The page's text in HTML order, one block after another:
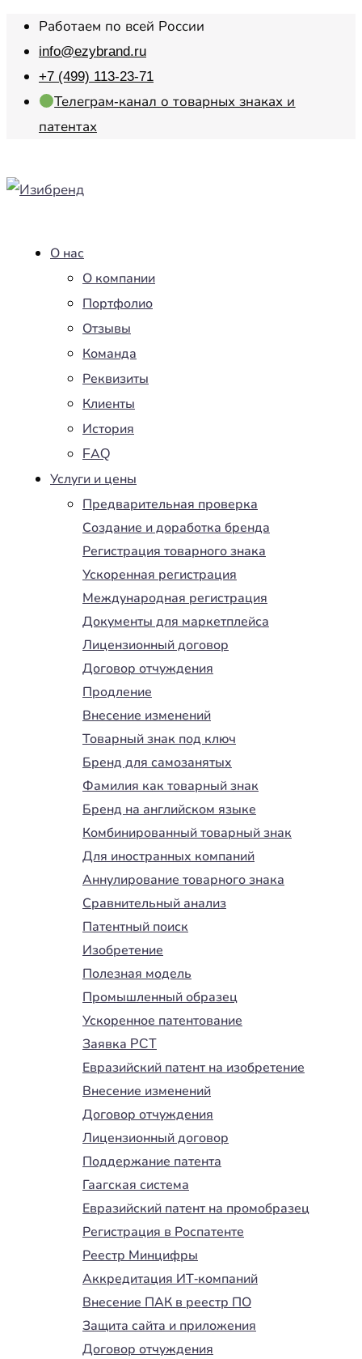
Работаем по всей России
info@ezybrand.ru
+7 (499) 113-23-71
Телеграм-канал о товарных знаках и
патентах
О нас
О компании
Портфолио
Отзывы
Команда
Реквизиты
Клиенты
История
FAQ
Услуги и цены
Предварительная проверка
Создание и доработка бренда
Регистрация товарного знака
Ускоренная регистрация
Международная регистрация
Документы для маркетплейса
Лицензионный договор
Договор отчуждения
Продление
Внесение изменений
Товарный знак под ключ
Бренд для самозанятых
Фамилия как товарный знак
Бренд на английском языке
Комбинированный товарный знак
Для иностранных компаний
Аннулирование товарного знака
Сравнительный анализ
Патентный поиск
Изобретение
Полезная модель
Промышленный образец
Ускоренное патентование
Заявка PCT
Евразийский патент на изобретение
Внесение изменений
Договор отчуждения
Лицензионный договор
Поддержание патента
Гаагская система
Евразийский патент на промобразец
Регистрация в Роспатенте
Реестр Минцифры
Аккредитация ИТ-компаний
Внесение ПАК в реестр ПО
Защита сайта и приложения
Договор отчуждения